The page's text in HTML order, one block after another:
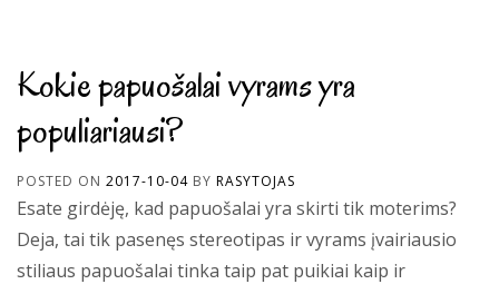
Kokie papuošalai vyrams yra
populiariausi?
POSTED ON 2017-10-04 BY RASYTOJAS
Esate girdėję, kad papuošalai yra skirti tik moterims?
Deja, tai tik pasenęs stereotipas ir vyrams įvairiausio
stiliaus papuošalai tinka taip pat puikiai kaip ir